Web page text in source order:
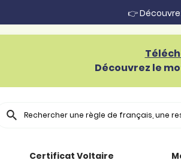
👉
Découvrez le
Rechercher
Certificat Voltaire